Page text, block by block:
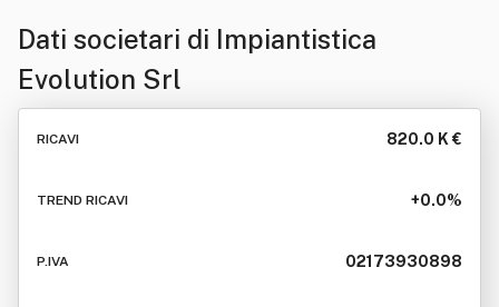
Dati societari di Impiantistica
Evolution Srl
RICAVI 820.0 K €
TREND RICAVI +0.0%
P.IVA 02173930898